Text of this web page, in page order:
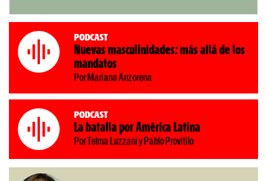
Podcast
Nuevas masculinidades: más allá de los
mandatos
Por Mariana Anzorena
Podcast
La batalla por América Latina
Por Telma Luzzani y Pablo Provitilo